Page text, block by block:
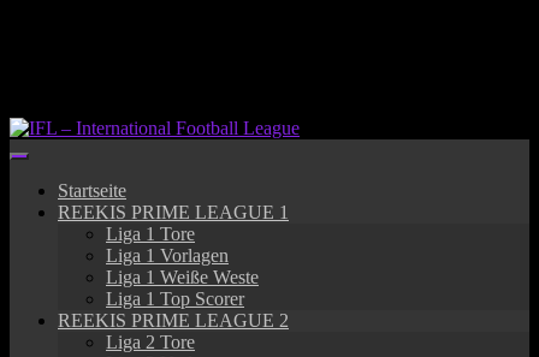
Startseite
REEKIS PRIME LEAGUE 1
Liga 1 Tore
Liga 1 Vorlagen
Liga 1 Weiße Weste
Liga 1 Top Scorer
REEKIS PRIME LEAGUE 2
Liga 2 Tore